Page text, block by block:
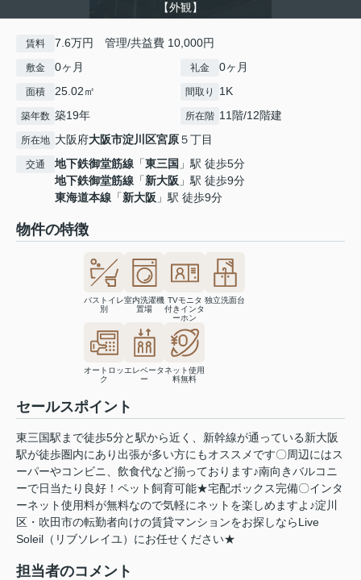
【外観】
賃料 7.6万円 管理/共益費 10,000円
敷金 0ヶ月 礼金 0ヶ月
面積 25.02㎡ 間取り 1K
築年数 築19年 所在階 11階/12階建
所在地 大阪府大阪市淀川区宮原５丁目
交通 地下鉄御堂筋線 「東三国 」駅 徒歩5分
地下鉄御堂筋線 「新大阪 」駅 徒歩9分
東海道本線 「新大阪 」駅 徒歩9分
物件の特徴
バストイレ
別
室内洗濯機
置場
TVモニタ
付きインタ
ーホン
独立洗面台
オートロッ
ク
エレベータ
ー
ネット使用
料無料
セールスポイント
東三国駅まで徒歩5分と駅から近く、新幹線が通っている新大阪
駅が徒歩圏内にあり出張が多い方にもオススメです〇周辺にはス
ーパーやコンビニ、飲食代など揃っております♪南向きバルコニ
ーで日当たり良好！ペット飼育可能★宅配ボックス完備〇インタ
ーネット使用料が無料なので気軽にネットを楽しめますよ♪淀川
区・吹田市の転勤者向けの賃貸マンションをお探しならLive
Soleil（リブソレイユ）にお任せください★
担当者のコメント